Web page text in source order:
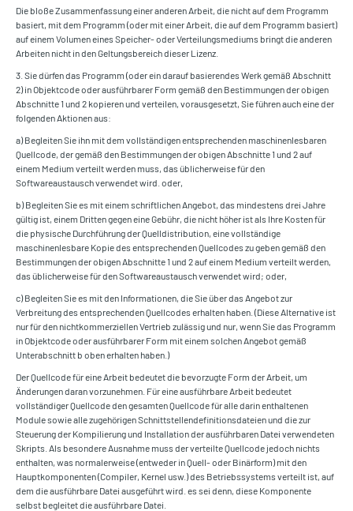
Die bloße Zusammenfassung einer anderen Arbeit, die nicht auf dem Programm
basiert, mit dem Programm (oder mit einer Arbeit, die auf dem Programm basiert)
auf einem Volumen eines Speicher- oder Verteilungsmediums bringt die anderen
Arbeiten nicht in den Geltungsbereich dieser Lizenz.
3. Sie dürfen das Programm (oder ein darauf basierendes Werk gemäß Abschnitt
2) in Objektcode oder ausführbarer Form gemäß den Bestimmungen der obigen
Abschnitte 1 und 2 kopieren und verteilen, vorausgesetzt, Sie führen auch eine der
folgenden Aktionen aus:
a) Begleiten Sie ihn mit dem vollständigen entsprechenden maschinenlesbaren
Quellcode, der gemäß den Bestimmungen der obigen Abschnitte 1 und 2 auf
einem Medium verteilt werden muss, das üblicherweise für den
Softwareaustausch verwendet wird. oder,
b) Begleiten Sie es mit einem schriftlichen Angebot, das mindestens drei Jahre
gültig ist, einem Dritten gegen eine Gebühr, die nicht höher ist als Ihre Kosten für
die physische Durchführung der Quelldistribution, eine vollständige
maschinenlesbare Kopie des entsprechenden Quellcodes zu geben gemäß den
Bestimmungen der obigen Abschnitte 1 und 2 auf einem Medium verteilt werden,
das üblicherweise für den Softwareaustausch verwendet wird; oder,
c) Begleiten Sie es mit den Informationen, die Sie über das Angebot zur
Verbreitung des entsprechenden Quellcodes erhalten haben. (Diese Alternative ist
nur für den nichtkommerziellen Vertrieb zulässig und nur, wenn Sie das Programm
in Objektcode oder ausführbarer Form mit einem solchen Angebot gemäß
Unterabschnitt b oben erhalten haben.)
Der Quellcode für eine Arbeit bedeutet die bevorzugte Form der Arbeit, um
Änderungen daran vorzunehmen. Für eine ausführbare Arbeit bedeutet
vollständiger Quellcode den gesamten Quellcode für alle darin enthaltenen
Module sowie alle zugehörigen Schnittstellendefinitionsdateien und die zur
Steuerung der Kompilierung und Installation der ausführbaren Datei verwendeten
Skripts. Als besondere Ausnahme muss der verteilte Quellcode jedoch nichts
enthalten, was normalerweise (entweder in Quell- oder Binärform) mit den
Hauptkomponenten (Compiler, Kernel usw.) des Betriebssystems verteilt ist, auf
dem die ausführbare Datei ausgeführt wird. es sei denn, diese Komponente
selbst begleitet die ausführbare Datei.